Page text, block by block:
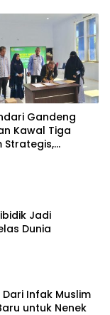
Gandeng
Kawal Tiga
Strategis,
Jadi
Dunia
Dari Infak Muslim
untuk Nenek